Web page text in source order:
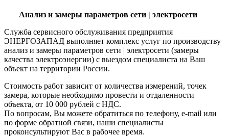
Анализ и замеры параметров сети | электросети
Служба сервисного обслуживания предприятия
ЭНЕРГОЗАПАД выполняет комплекс услуг по производству
анализ и замеры параметров сети | электросети (замеры
качества электроэнергии) с выездом специалиста на Ваш
объект на территории России.
Стоимость работ зависит от количества измерений, точек
замера, которые необходимо провести и отдаленности
объекта, от 10 000 рублей с НДС.
По вопросам, Вы можете обратиться по телефону, e-mail или
по форме обратной связи, наши специалисты
проконсультируют Вас в рабочее время.